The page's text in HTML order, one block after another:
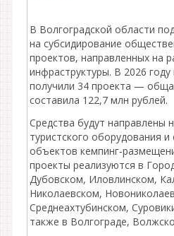
В Волгоградской области
на субсидирование
проектов, направленных на
инфраструктуры. В 2026
получили 34 проекта —
составила 122,7 млн рублей.
Средства будут направлены
туристского оборудования
объектов
проекты реализуются в
Дубовском, Иловлинском,
Николаевском,
Среднеахтубинском,
также в Волгограде,